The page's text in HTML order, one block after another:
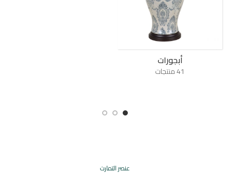
أبجورات
41 منتجات
عنصر التمارت